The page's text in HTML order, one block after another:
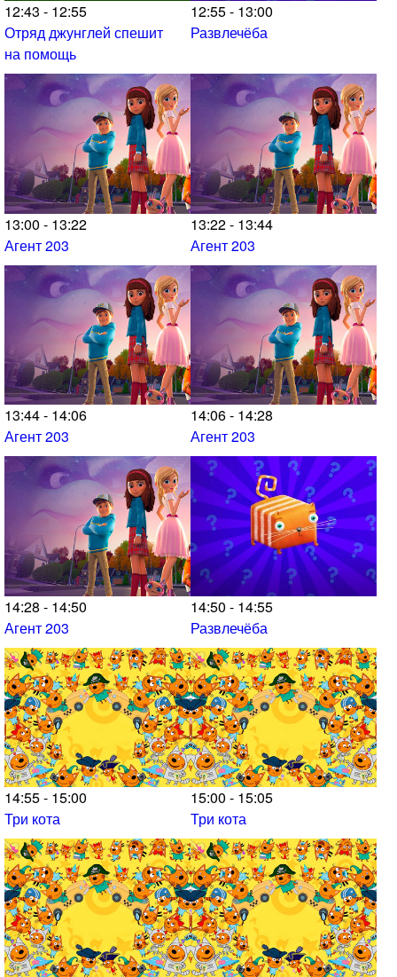
12:43 - 12:55
Отряд джунглей спешит
на помощь
12:55 - 13:00
Развлечёба
13:00 - 13:22
Агент 203
13:22 - 13:44
Агент 203
13:44 - 14:06
Агент 203
14:06 - 14:28
Агент 203
14:28 - 14:50
Агент 203
14:50 - 14:55
Развлечёба
14:55 - 15:00
Три кота
15:00 - 15:05
Три кота